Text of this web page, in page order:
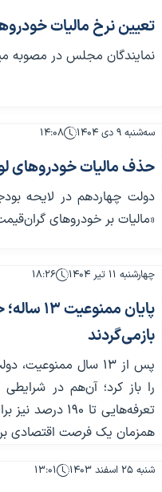
تعیین نرخ مالیات خودروهای
نمایندگان مجلس در مصوبه میزان
سه‌شنبه ۹ دی ۱۴۰۴ ۱۴:۰۸
حذف مالیات خودروهای
«مالیات بر خودروهای
چهارشنبه ۱۱ تیر ۱۴۰۴ ۱۸:۲۶
پایان
بازمی‌گردند
پس از ۱۳ سال
را باز کرد؛ آن‌هم در
تعرفه‌هایی
همزمان یک فرصت اقتصادی
شنبه ۲۵ اسفند ۱۴۰۳ ۱۳:۰۱